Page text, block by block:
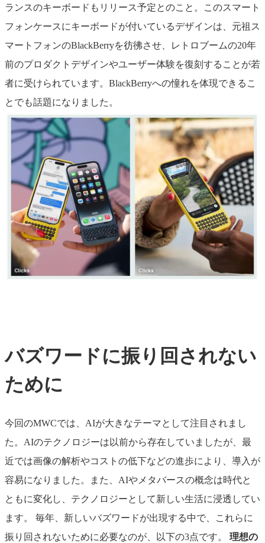
ランスのキーボードもリリース予定とのこと。このスマート
フォンケースにキーボードが付いているデザインは、元祖ス
マートフォンのBlackBerryを彷彿させ、レトロブームの20年
前のプロダクトデザインやユーザー体験を復刻することが若
者に受けられています。BlackBerryへの憧れを体現できるこ
とでも話題になりました。
バズワードに振り回されない
ために
今回のMWCでは、AIが大きなテーマとして注目されまし
た。AIのテクノロジーは以前から存在していましたが、最
近では画像の解析やコストの低下などの進歩により、導入が
容易になりました。また、AIやメタバースの概念は時代と
ともに変化し、テクノロジーとして新しい生活に浸透してい
ます。
毎年、新しいバズワードが出現する中で、これらに
振り回されないために必要なのが、以下の3点です。
理想の